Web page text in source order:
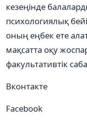
кезеңінде
психологиялық
оның еңбек ете
мақсатта оқу
факультативтік
Вконтакте
Facebook